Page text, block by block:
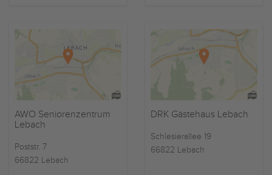
AWO Seniorenzentrum
Lebach
Poststr. 7
66822 Lebach
DRK Gästehaus Lebach
Schlesierallee 19
66822 Lebach